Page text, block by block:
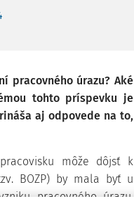
pracovného úrazu? Aké
tohto príspevku je
aj odpovede na to,
môže dôjsť k
BOZP) by mala byť u
pracovného úrazu.